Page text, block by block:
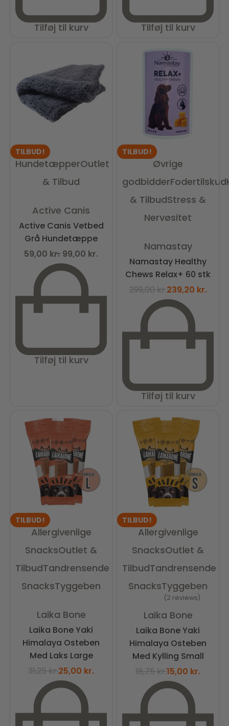
Tilføj til kurv Tilføj til kurv
TILBUD!
HundetæpperOutlet
& Tilbud
Active Canis
Active Canis Vetbed
Grå Hundetæppe
59,00 kr. 99,00 kr.
Tilføj til kurv
TILBUD!
Øvrige
godbidderFodertilskud
& TilbudStress &
Nervøsitet
Namastay
Namastay Healthy
Chews Relax+ 60 stk
299,00kr.239,20 kr.
Tilføj til kurv
TILBUD!
Allergivenlige
SnacksOutlet &
TilbudTandrensende
SnacksTyggeben
Laika Bone
Laika Bone Yaki
Himalaya Osteben
Med Laks Large
31,25kr.25,00 kr.
TILBUD!
Allergivenlige
SnacksOutlet &
TilbudTandrensende
SnacksTyggeben
2 reviews
Laika Bone
Laika Bone Yaki
Himalaya Osteben
Med Kylling Small
18,75kr.15,00 kr.